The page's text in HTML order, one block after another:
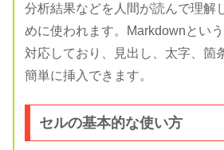
分析結果などを人間が読んで理解
めに使われます。Markdownとい
対応しており、見出し、太字、箇
簡単に挿入できます。
セルの基本的な使い方